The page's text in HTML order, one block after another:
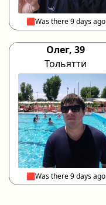
🟥Was there 9 days ago
Олег, 39
Тольятти
🟥Was there 9 days ago